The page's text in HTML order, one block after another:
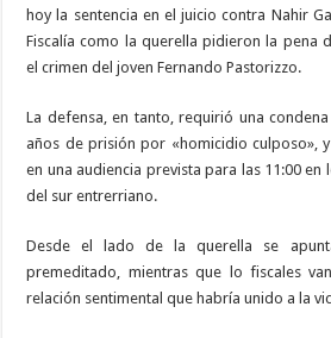
hoy la sentencia en el juicio contra Nahir
Fiscalía como la querella pidieron la pena
el crimen del joven Fernando Pastorizzo.
La defensa, en tanto, requirió una
años de prisión por «homicidio culposo»,
en una audiencia prevista para las 11:00 en
del sur entrerriano.
Desde el lado de la querella se
premeditado, mientras que lo fiscales
relación sentimental que habría unido a la